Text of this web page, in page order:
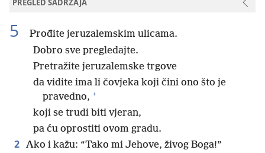
PREGLED SADRŽAJA
5
Prođite jeruzalemskim ulicama.
Dobro sve pregledajte.
Pretražite jeruzalemske trgove
da vidite ima li čovjeka koji čini ono što je
pravedno, +
koji se trudi biti vjeran,
pa ću oprostiti ovom gradu.
2 Ako i kažu: “Tako mi Jehove, živog Boga!”